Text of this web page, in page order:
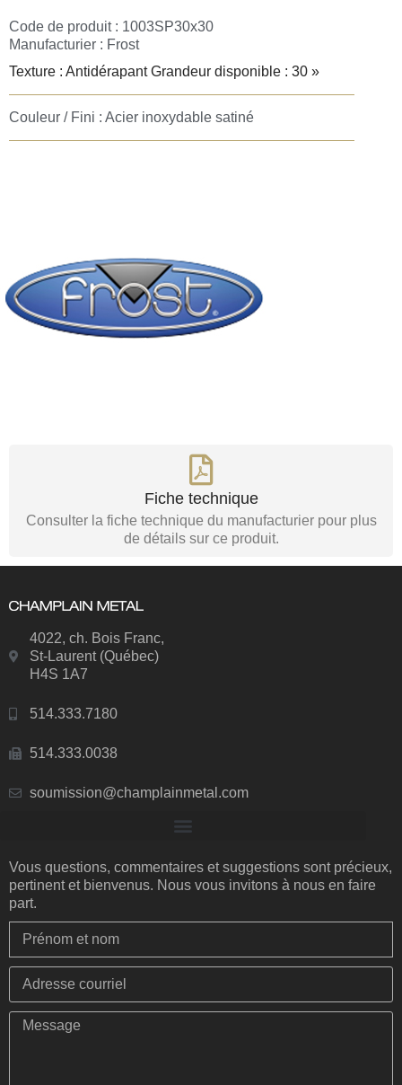
Code de produit : 1003SP30x30
Manufacturier : Frost
Texture : Antidérapant Grandeur disponible : 30 »
Couleur / Fini : Acier inoxydable satiné
Fiche technique
Consulter la fiche technique du manufacturier pour plus
de détails sur ce produit.
4022, ch. Bois Franc,
St-Laurent (Québec)
H4S 1A7
514.333.7180
514.333.0038
soumission@champlainmetal.com
Vous questions, commentaires et suggestions sont précieux,
pertinent et bienvenus. Nous vous invitons à nous en faire
part.